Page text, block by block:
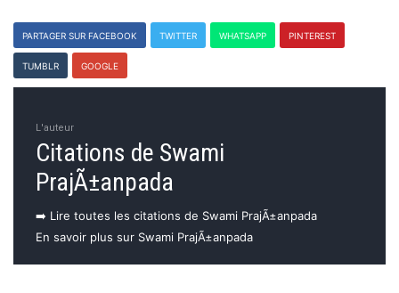
PARTAGER SUR FACEBOOK TWITTER WHATSAPP PINTEREST
TUMBLR GOOGLE
L'auteur
Citations de Swami
PrajÃ±anpada
➡️ Lire toutes les citations de Swami PrajÃ±anpada
En savoir plus sur Swami PrajÃ±anpada